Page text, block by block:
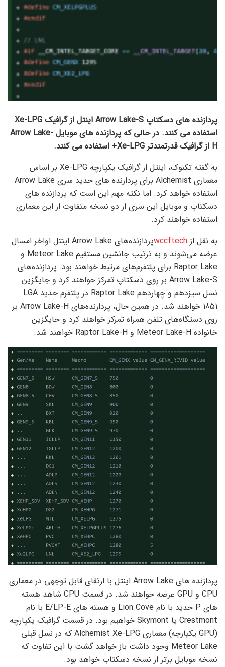
پردازنده های دسکتاپ Arrow Lake-S اینتل از گرافیک Xe-LPG
استفاده می کنند. در حالی که پردازنده های موبایل Arrow Lake-
H از گرافیک قدرتمندتر Xe-LPG+ استفاده می کنند.
به گفته تکنوک، اینتل از گرافیک یکپارچه Xe-LPG بر اساس
معماری Alchemist برای پردازنده های جدید سری Arrow Lake
استفاده خواهد کرد. اما نکته مهم این است که پردازنده های
دسکتاپ و موبایل این سری از دو نسخه متفاوت از این معماری
استفاده خواهند کرد.
به نقل از wccftech
پردازنده‌های Arrow Lake اینتل اواخر امسال
عرضه می‌شوند و به ترتیب جانشین مستقیم Meteor Lake و
Raptor Lake برای پلتفرم‌های مرتبط خواهند بود. پردازنده‌های
Arrow Lake-S بر روی دسکتاپ تمرکز خواهند کرد و جایگزین
نسل سیزدهم و چهاردهم Raptor Lake در پلتفرم جدید LGA
1851 خواهند شد. در همین حال، پردازنده‌های Arrow Lake-H بر
روی دستگاه‌های تلفن همراه تمرکز خواهند کرد و جایگزین
خانواده Meteor Lake-H و Raptor Lake-H خواهند شد.
پردازنده های Arrow Lake اینتل با ارتقای قابل توجهی در معماری
CPU و GPU عرضه خواهند شد. در قسمت CPU شاهد هسته
های P جدید با نام Lion Cove و هسته های E/LP-E با نام
Crestmont یا Skymont خواهیم بود. در قسمت گرافیک یکپارچه
(GPU یکپارچه) معماری Alchemist Xe-LPG که در نسل قبلی
Meteor Lake وجود داشت باز خواهد گشت با این تفاوت که
نسخه موبایل برتر از نسخه دسکتاپ خواهد بود.